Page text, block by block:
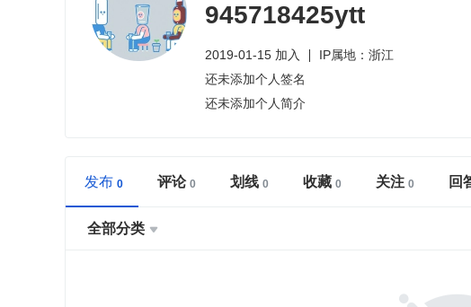
945718425ytt
2019-01-15 加入
IP属地：浙江
还未添加个人签名
还未添加个人简介
发布 评论 划线 收藏 关注 回
全部分类 